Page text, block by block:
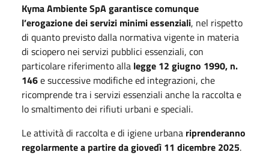
Kyma Ambiente SpA garantisce comunque
l’erogazione dei servizi minimi essenziali, nel rispetto
di quanto previsto dalla normativa vigente in materia
di sciopero nei servizi pubblici essenziali, con
particolare riferimento alla legge 12 giugno 1990, n.
146e successive modifiche ed integrazioni, che
ricomprende tra i servizi essenziali anche la raccolta e
lo smaltimento dei rifiuti urbani e speciali.
Le attività di raccolta e di igiene urbana riprenderanno
regolarmente a partire da giovedì 11 dicembre 2025.